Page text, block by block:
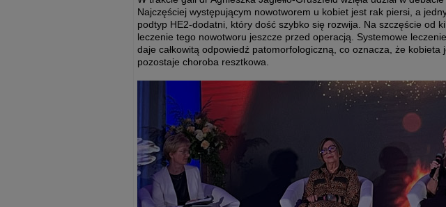
Najczęściej występującym nowotworem u kobiet jest rak piersi, a
podtyp HE2-dodatni, który dość szybko się rozwija. Na szczęście od
leczenie tego nowotworu jeszcze przed operacją. Systemowe
daje całkowitą odpowiedź patomorfologiczną, co oznacza, że kobieta
pozostaje choroba resztkowa.